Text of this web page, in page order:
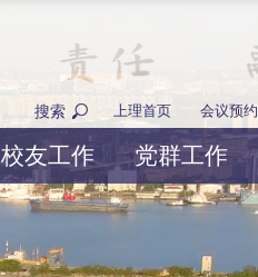
上理首页 会议预约
搜索
校友工作 党群工作